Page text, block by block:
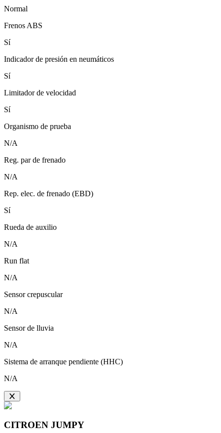
Normal
Frenos ABS
Sí
Indicador de presión en neumáticos
Sí
Limitador de velocidad
Sí
Organismo de prueba
N/A
Reg. par de frenado
N/A
Rep. elec. de frenado (EBD)
Sí
Rueda de auxilio
N/A
Run flat
N/A
Sensor crepuscular
N/A
Sensor de lluvia
N/A
Sistema de arranque pendiente (HHC)
N/A
CITROEN JUMPY